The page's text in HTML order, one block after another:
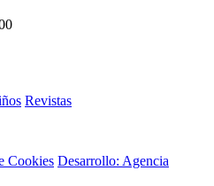
Revistas
Cookies Desarrollo: Agencia